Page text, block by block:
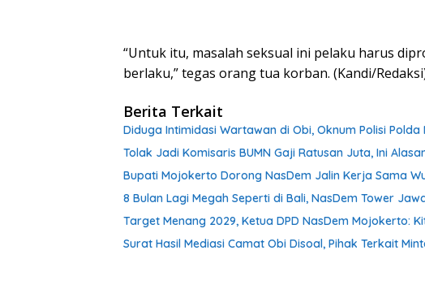
“Untuk itu, masalah seksual ini pelaku harus
berlaku,” tegas orang tua korban. (Kandi/
Berita Terkait
Diduga Intimidasi Wartawan di Obi, Oknum Polisi
Tolak Jadi Komisaris BUMN Gaji Ratusan Juta, Ini
Bupati Mojokerto Dorong NasDem Jalin Kerja Sama
8 Bulan Lagi Megah Seperti di Bali, NasDem Tower
Target Menang 2029, Ketua DPD NasDem Mojokerto:
Surat Hasil Mediasi Camat Obi Disoal, Pihak Terkait